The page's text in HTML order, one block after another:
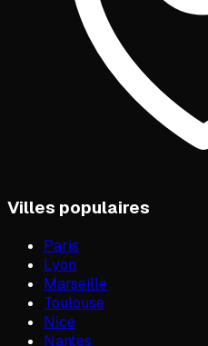
Villes populaires
Paris
Lyon
Marseille
Toulouse
Nice
Nantes